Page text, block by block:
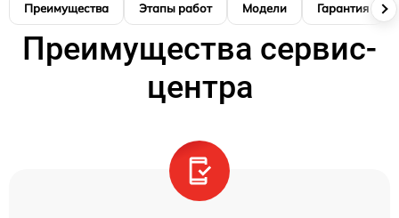
Преимущества Этапы работ Модели Гарантия
Преимущества сервис-
центра